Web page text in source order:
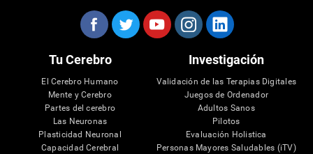
Tu Cerebro
El Cerebro Humano
Mente y Cerebro
Partes del cerebro
Las Neuronas
Plasticidad Neuronal
Capacidad Cerebral
Investigación
Validación de las Terapias Digitales
Juegos de Ordenador
Adultos Sanos
Pilotos
Evaluación Holistica
Personas Mayores Saludables (iTV)